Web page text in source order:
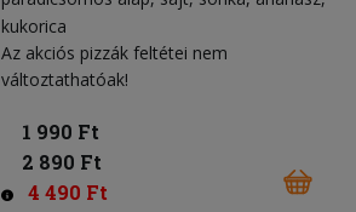
kukorica
Az akciós pizzák feltétei nem
változtathatóak!
1 990 Ft
2 890 Ft
4 490 Ft